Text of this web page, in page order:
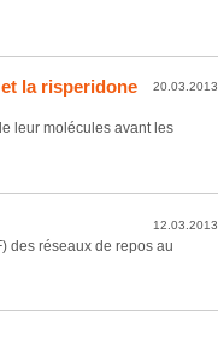
20.03.2013
la risperidone
leur molécules avant les
12.03.2013
des réseaux de repos au